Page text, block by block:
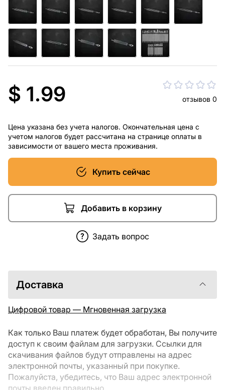
$ 1.99 отзывов 0
Цена указана без учета налогов. Окончательная цена с
учетом налогов будет рассчитана на странице оплаты в
зависимости от вашего места проживания.
Купить сейчас
Добавить в корзину
Задать вопрос
Доставка
Цифровой товар — Мгновенная загрузка
Как только Ваш платеж будет обработан, Вы получите
доступ к своим файлам для загрузки. Ссылки для
скачивания файлов будут отправлены на адрес
электронной почты, указанный при покупке.
Пожалуйста, убедитесь, что Ваш адрес электронной
почты введен правильно.